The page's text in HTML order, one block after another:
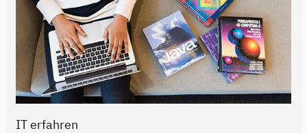
IT erfahren